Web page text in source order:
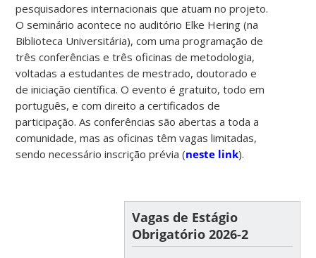
pesquisadores internacionais que atuam no projeto.
O seminário acontece no auditório Elke Hering (na
Biblioteca Universitária), com uma programação de
três conferências e três oficinas de metodologia,
voltadas a estudantes de mestrado, doutorado e
de iniciação científica. O evento é gratuito, todo em
português, e com direito a certificados de
participação. As conferências são abertas a toda a
comunidade, mas as oficinas têm vagas limitadas,
sendo necessário inscrição prévia (neste link).
Vagas de Estágio
Obrigatório 2026-2